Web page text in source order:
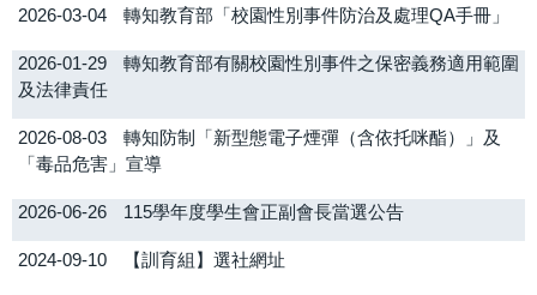
2026-03-04 轉知教育部「校園性別事件防治及處理QA手冊」
2026-01-29
轉知教育部有關校園性別事件之保密義務適用範圍
及法律責任
2026-08-03
轉知防制「新型態電子煙彈（含依托咪酯）」及
「毒品危害」宣導
2026-06-26 115學年度學生會正副會長當選公告
2024-09-10 【訓育組】選社網址